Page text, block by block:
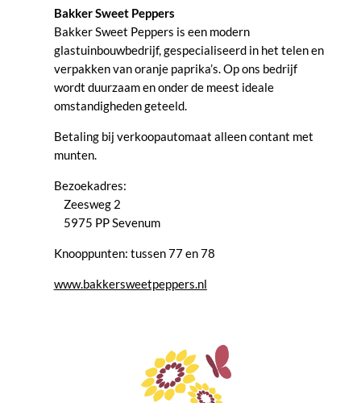
Bakker Sweet Peppers
Bakker Sweet Peppers is een modern
glastuinbouwbedrijf, gespecialiseerd in het telen en
verpakken van oranje paprika’s. Op ons bedrijf
wordt duurzaam en onder de meest ideale
omstandigheden geteeld.
Betaling bij verkoopautomaat alleen contant met
munten.
Bezoekadres:
Zeesweg 2
5975 PP Sevenum
Knooppunten: tussen 77 en 78
www.bakkersweetpeppers.nl